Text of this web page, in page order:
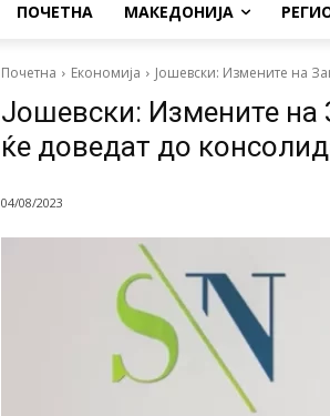
ПОЧЕТНА МАКЕДОНИЈА
Почетна Економија Јошевски: Измените на
Јошевски: Измените на
ќе доведат до
04/08/2023